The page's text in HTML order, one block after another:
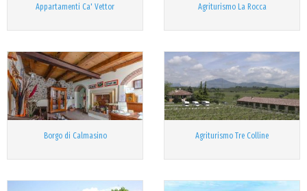
Appartamenti Ca' Vettor Agriturismo La Rocca
Borgo di Calmasino Agriturismo Tre Colline